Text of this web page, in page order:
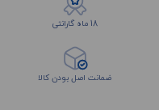
18 ماه گارانتی
ضمانت اصل بودن کالا